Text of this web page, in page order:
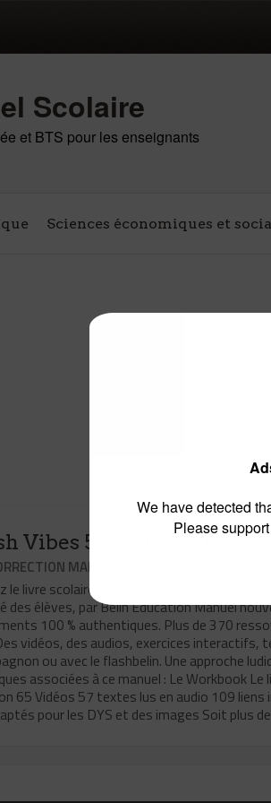
Scolaire
et BTS pour les enseignants
Sciences économiques et
Vibes 5eme Livre
MANUEL SCOLAIRE
le livre scolaire English Vibes 5eme
des élèves, par Belin Education Manuel
100 % authentiques. Plus de 370
vidéos, des audios, exercices interactifs,
ou avec le flashbelin. Une approche
associées à ce manuel : Le Workbook
65 Vidéos 57 textes lus en audio 109
pour les DYS et des images Soit plus
We have detected
Please